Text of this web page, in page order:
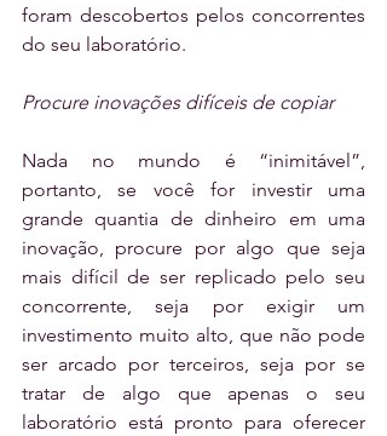
foram descobertos pelos concorrentes
do seu laboratório.
Procure inovações difíceis de copiar
Nada no mundo é “inimitável”,
portanto, se você for investir uma
grande quantia de dinheiro em uma
inovação, procure por algo que seja
mais difícil de ser replicado pelo seu
concorrente, seja por exigir um
investimento muito alto, que não pode
ser arcado por terceiros, seja por se
tratar de algo que apenas o seu
laboratório está pronto para oferecer